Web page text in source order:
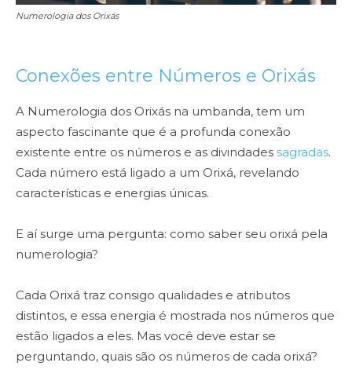
Numerologia dos Orixás
Conexões entre Números e Orixás
A Numerologia dos Orixás na umbanda, tem um
aspecto fascinante que é a profunda conexão
existente entre os números e as divindades sagradas.
Cada número está ligado a um Orixá, revelando
características e energias únicas.
E aí surge uma pergunta: como saber seu orixá pela
numerologia?
Cada Orixá traz consigo qualidades e atributos
distintos, e essa energia é mostrada nos números que
estão ligados a eles. Mas você deve estar se
perguntando, quais são os números de cada orixá?